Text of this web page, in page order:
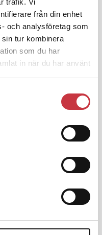
trafik. Vi
från din enhet
och analysföretag som
tur kombinera
som du har
in när du har använt
på
Snart 20 år i tjänst
sig grunderna
fel: ”Kommer